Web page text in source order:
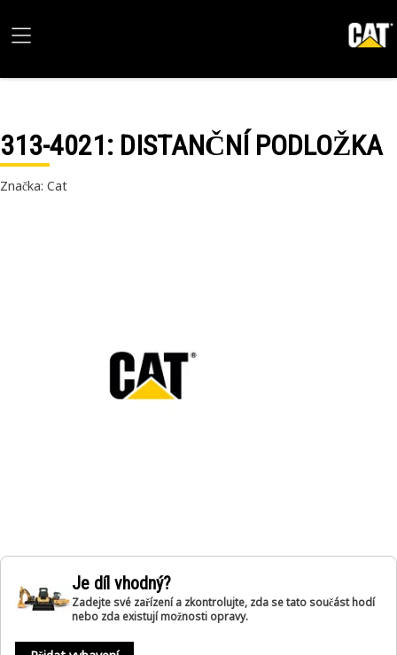
313-4021: DISTANČNÍ PODLOŽKA
Značka: Cat
Je díl vhodný?
Zadejte své zařízení a zkontrolujte, zda se tato součást hodí
nebo zda existují možnosti opravy.